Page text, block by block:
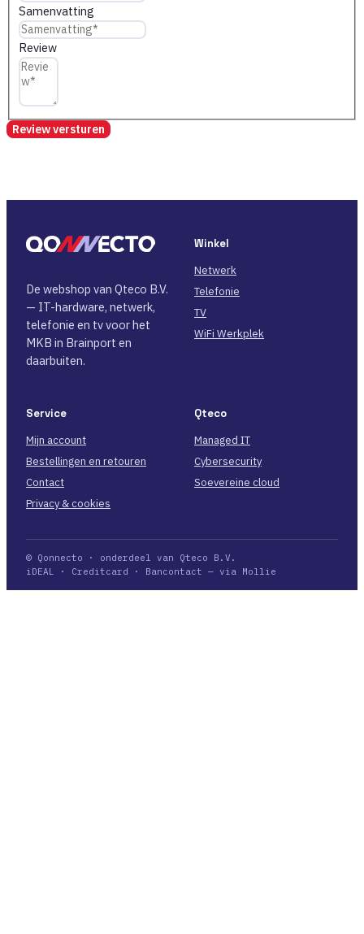
Samenvatting
Review
Review versturen
De webshop van Qteco B.V.
— IT-hardware, netwerk,
telefonie en tv voor het
MKB in Brainport en
daarbuiten.
Winkel
Netwerk
Telefonie
TV
WiFi Werkplek
Service
Mijn account
Bestellingen en retouren
Contact
Privacy & cookies
Qteco
Managed IT
Cybersecurity
Soevereine cloud
© Qonnecto · onderdeel van Qteco B.V.
iDEAL · Creditcard · Bancontact — via Mollie